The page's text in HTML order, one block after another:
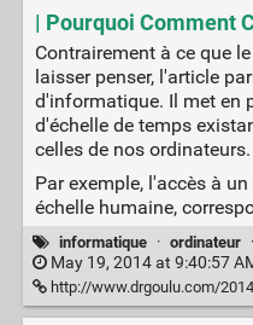
| Pourquoi Comment
Contrairement à ce que
laisser penser, l'article
d'informatique. Il met en
d'échelle de temps
celles de nos ordinateurs.
Par exemple, l'accès à
échelle humaine,
informatique · ordinateur ·
May 19, 2014 at 9:40:57
http://www.drgoulu.com/